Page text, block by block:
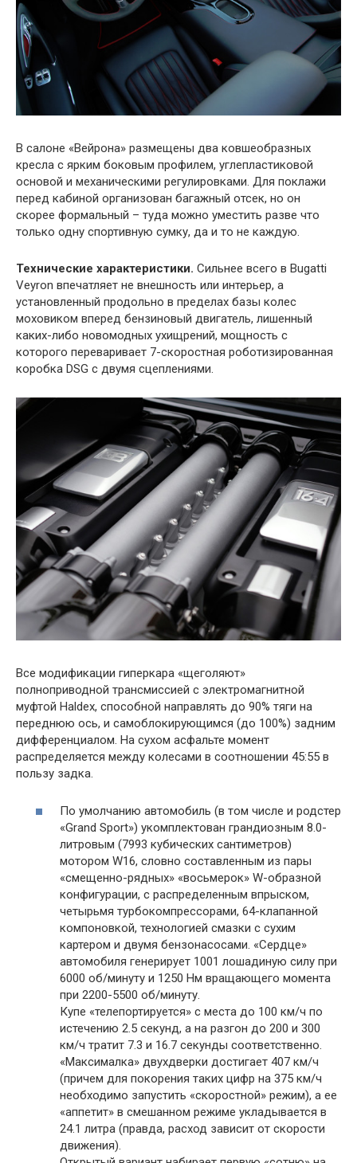
В салоне «Вейрона» размещены два ковшеобразных
кресла с ярким боковым профилем, углепластиковой
основой и механическими регулировками. Для поклажи
перед кабиной организован багажный отсек, но он
скорее формальный – туда можно уместить разве что
только одну спортивную сумку, да и то не каждую.
Технические характеристики. Сильнее всего в Bugatti
Veyron впечатляет не внешность или интерьер, а
установленный продольно в пределах базы колес
моховиком вперед бензиновый двигатель, лишенный
каких-либо новомодных ухищрений, мощность с
которого переваривает 7-скоростная роботизированная
коробка DSG с двумя сцеплениями.
Все модификации гиперкара «щеголяют»
полноприводной трансмиссией с электромагнитной
муфтой Haldex, способной направлять до 90% тяги на
переднюю ось, и самоблокирующимся (до 100%) задним
дифференциалом. На сухом асфальте момент
распределяется между колесами в соотношении 45:55 в
пользу задка.
По умолчанию автомобиль (в том числе и родстер
«Grand Sport») укомплектован грандиозным 8.0-
литровым (7993 кубических сантиметров)
мотором W16, словно составленным из пары
«смещенно-рядных» «восьмерок» W-образной
конфигурации, с распределенным впрыском,
четырьмя турбокомпрессорами, 64-клапанной
компоновкой, технологией смазки с сухим
картером и двумя бензонасосами. «Сердце»
автомобиля генерирует 1001 лошадиную силу при
6000 об/минуту и 1250 Нм вращающего момента
при 2200-5500 об/минуту.
Купе «телепортируется» с места до 100 км/ч по
истечению 2.5 секунд, а на разгон до 200 и 300
км/ч тратит 7.3 и 16.7 секунды соответственно.
«Максималка» двухдверки достигает 407 км/ч
(причем для покорения таких цифр на 375 км/ч
необходимо запустить «скоростной» режим), а ее
«аппетит» в смешанном режиме укладывается в
24.1 литра (правда, расход зависит от скорости
движения).